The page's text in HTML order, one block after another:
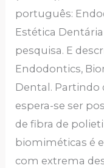
português:
Estética
pesquisa. E
Endodontics,
Dental. Partindo
espera-se ser
de fibra de
biomiméticas é
com extrema